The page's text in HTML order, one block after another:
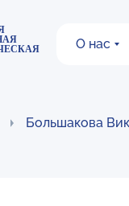
О нас
Большакова